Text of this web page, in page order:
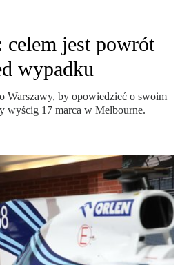
jest powrót
wypadku
Warszawy, by opowiedzieć o swoim
wyścig 17 marca w Melbourne.